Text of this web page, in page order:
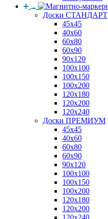
Доски СТАНДАРТ
45x45
40x60
60x80
60x90
90x120
100x100
100x150
100x200
120x180
120x200
120x240
Доски ПРЕМИУМ
45x45
40x60
60x80
60x90
90x120
100x100
100x150
100x200
120x180
120x200
120x240